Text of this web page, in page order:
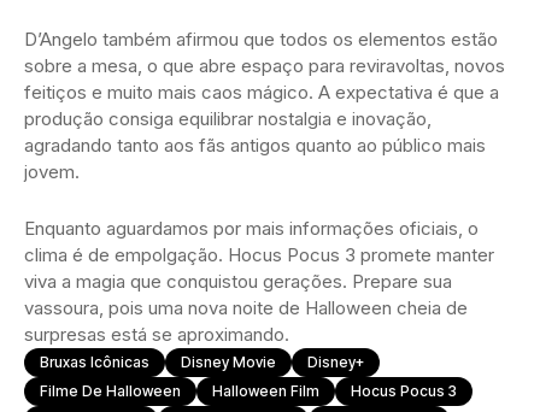
D’Angelo também afirmou que todos os elementos estão
sobre a mesa, o que abre espaço para reviravoltas, novos
feitiços e muito mais caos mágico. A expectativa é que a
produção consiga equilibrar nostalgia e inovação,
agradando tanto aos fãs antigos quanto ao público mais
jovem.
Enquanto aguardamos por mais informações oficiais, o
clima é de empolgação. Hocus Pocus 3 promete manter
viva a magia que conquistou gerações. Prepare sua
vassoura, pois uma nova noite de Halloween cheia de
surpresas está se aproximando.
Bruxas Icônicas Disney Movie
Disney+
Filme De Halloween
Halloween Film
Hocus Pocus 3